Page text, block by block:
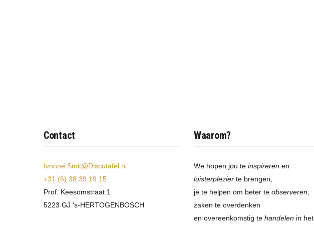
Contact
Ivonne.Smit@Discutafel.nl
+31 (6) 38 39 19 15
Prof. Keesomstraat 1
5223 GJ ‘s-HERTOGENBOSCH
Waarom?
We hopen jou te inspireren en
luisterplezier te brengen,
je te helpen om beter te observeren,
zaken te overdenken
en overeenkomstig te handelen in het